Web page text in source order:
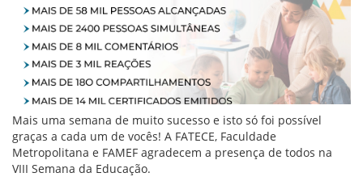
Mais uma semana de muito sucesso e isto só foi possível
graças a cada um de vocês! A FATECE, Faculdade
Metropolitana e FAMEF agradecem a presença de todos na
VIII Semana da Educação.